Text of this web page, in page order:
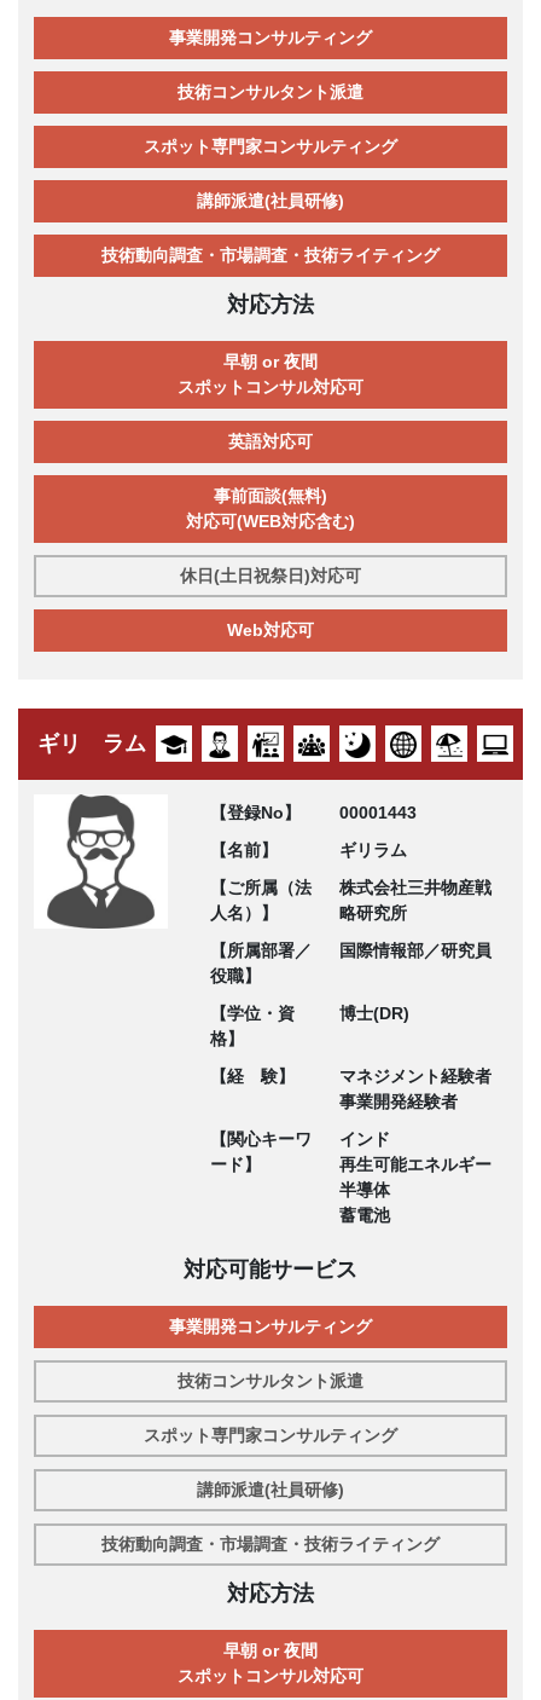
事業開発コンサルティング
技術コンサルタント派遣
スポット専門家コンサルティング
講師派遣(社員研修)
技術動向調査・市場調査・技術ライティング
対応方法
早朝 or 夜間
スポットコンサル対応可
英語対応可
事前面談(無料)
対応可(WEB対応含む)
休日(土日祝祭日)対応可
Web対応可
ギリ ラム
【登録No】
00001443
【名前】
ギリラム
【ご所属（法
人名）】
株式会社三井物産戦
略研究所
【所属部署／
役職】
国際情報部／研究員
【学位・資
格】
博士(DR)
【経 験】
マネジメント経験者
事業開発経験者
【関心キーワ
ード】
インド
再生可能エネルギー
半導体
蓄電池
対応可能サービス
事業開発コンサルティング
技術コンサルタント派遣
スポット専門家コンサルティング
講師派遣(社員研修)
技術動向調査・市場調査・技術ライティング
対応方法
早朝 or 夜間
スポットコンサル対応可